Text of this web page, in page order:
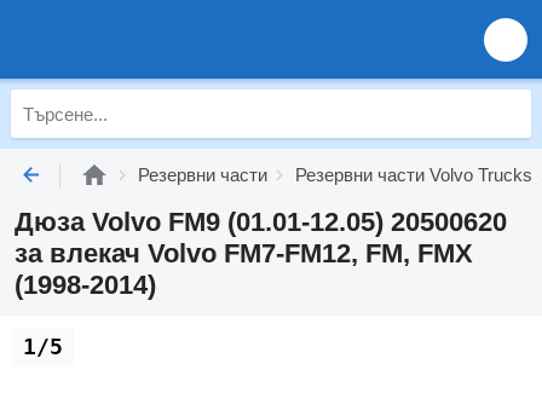
Резервни части Резервни части Volvo Trucks
Дюза Volvo FM9 (01.01-12.05) 20500620
за влекач Volvo FM7-FM12, FM, FMX
(1998-2014)
1/5